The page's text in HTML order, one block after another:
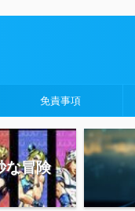
免責事項
な冒険